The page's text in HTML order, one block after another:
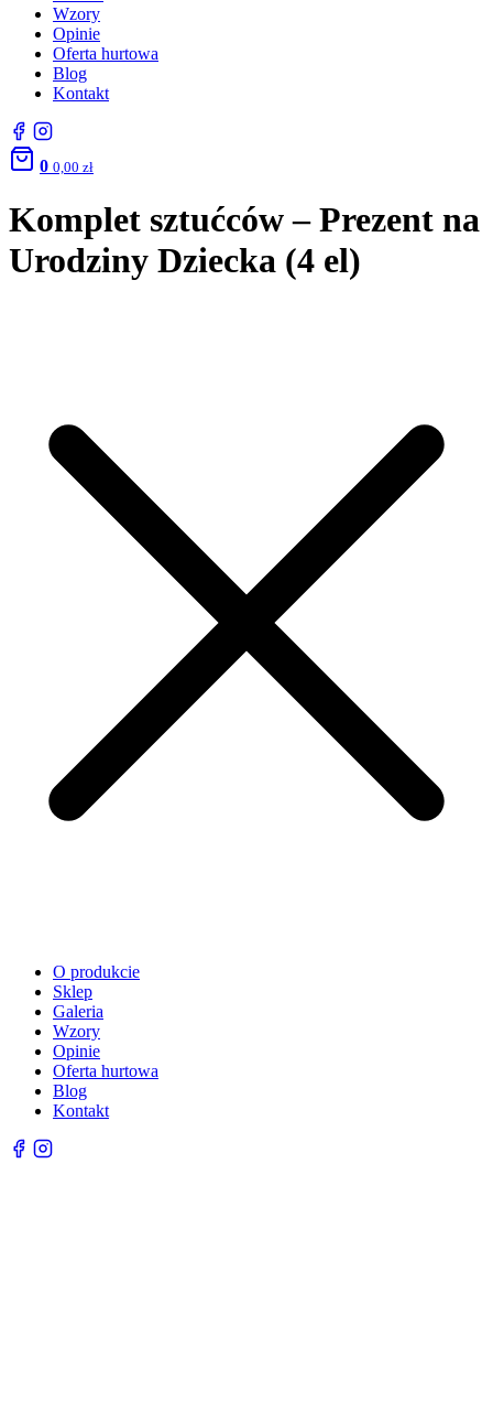
Wzory
Opinie
Oferta hurtowa
Blog
Kontakt
0 0,00 zł
Komplet sztućców – Prezent na
Urodziny Dziecka (4 el)
O produkcie
Sklep
Galeria
Wzory
Opinie
Oferta hurtowa
Blog
Kontakt